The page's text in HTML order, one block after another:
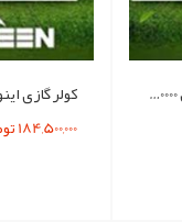
کولر گازي اينورتر گرين 30000 فقط سرد
184,500,000 تومان